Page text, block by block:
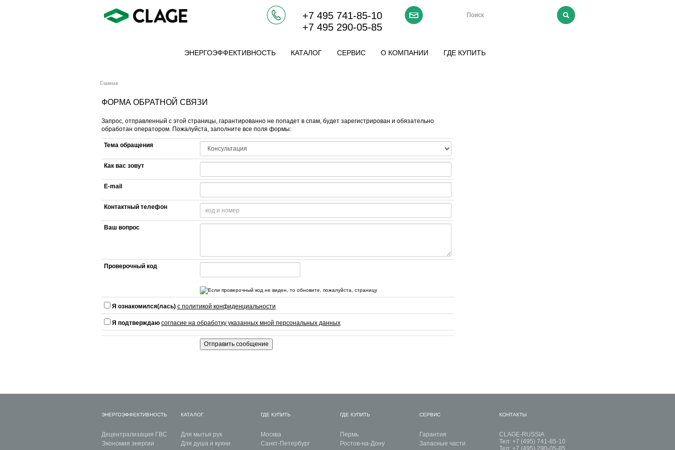
+7 495 741-85-10
+7 495 290-05-85
ЭНЕРГОЭФФЕКТИВНОСТЬ КАТАЛОГ СЕРВИС О КОМПАНИИ ГДЕ КУПИТЬ
Главная
ФОРМА ОБРАТНОЙ СВЯЗИ
Запрос, отправленный с этой страницы, гарантированно не попадет в спам, будет зарегистрирован и обязательно
обработан оператором. Пожалуйста, заполните все поля формы:
Тема обращения
Как вас зовут
E-mail
Контактный телефон
Ваш вопрос
Проверочный код
Если проверочный код не виден, то обновите, пожалуйста, страницу
Я ознакомился(лась) с политикой конфиденциальности
Я подтверждаю согласие на обработку указанных мной персональных данных
ЭНЕРГОЭФФЕКТИВНОСТЬ
Децентрализация ГВС
Экономия энергии
КАТАЛОГ
Для мытья рук
Для душа и кухни
ГДЕ КУПИТЬ
Москва
Санкт-Петербург
ГДЕ КУПИТЬ
Пермь
Ростов-на-Дону
СЕРВИС
Гарантия
Запасные части
КОНТАКТЫ
CLAGE-RUSSIA
Тел: +7 (495) 741-85-10
Тел: +7 (495) 290-05-85